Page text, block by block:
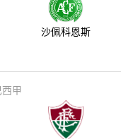
沙佩科恩斯
西甲